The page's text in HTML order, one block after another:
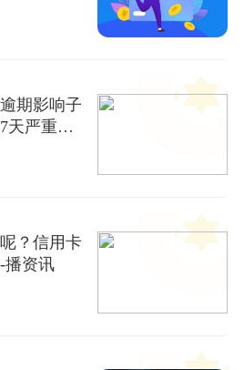
期影响子
天严重
？信用卡
播资讯